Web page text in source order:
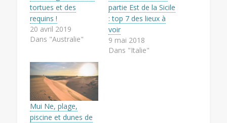
tortues et des
requins !
20 avril 2019
Dans "Australie"
partie Est de la Sicile
: top 7 des lieux à
voir
9 mai 2018
Dans "Italie"
Mui Ne, plage,
piscine et dunes de